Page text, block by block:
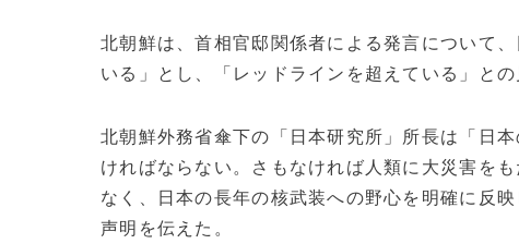
北朝鮮は、首相官邸関係者による発言について
いる」とし、「レッドラインを超えている」との
北朝鮮外務省傘下の「日本研究所」所長は「日
ければならない。さもなければ人類に大災害を
なく、日本の長年の核武装への野心を明確に反
声明を伝えた。